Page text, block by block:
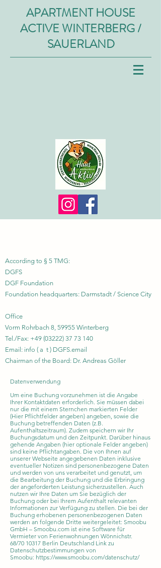
APARTMENT HOUSE
ACTIVE WINTERBERG /
SAUERLAND
According to § 5 TMG:
DGFS
DGF Foundation
Foundation headquarters: Darmstadt / Science City
Office
Vorm Rohrbach 8, 59955 Winterberg
Tel./Fax: +49 (03222) 37 73 140
Email: info ( a t ) DGFS.email
Chairman of the Board: Dr. Andreas Göller
Datenverwendung
Um eine Buchung vorzunehmen ist die Angabe
Ihrer Kontaktdaten erforderlich. Sie müssen dabei
nur die mit einem Sternchen markierten Felder
(Hier Pflichtfelder angeben) angeben, sowie die
Buchung betreffenden Daten (z.B.
Aufenthaltszeitraum). Zudem speichern wir Ihr
Buchungsdatum und den Zeitpunkt. Darüber hinaus
gehende Angaben (hier optionale Felder angeben)
sind keine Pflichtangaben. Die von Ihnen auf
unserer Webseite angegebenen Daten inklusive
eventueller Notizen sind personenbezogene Daten
und werden von uns verarbeitet und genutzt, um
die Bearbeitung der Buchung und die Erbringung
der angeforderten Leistung sicherzustellen. Auch
nutzen wir Ihre Daten um Sie bezüglich der
Buchung oder bei Ihrem Aufenthalt relevanten
Informationen zur Verfügung zu stellen. Die bei der
Buchung erhobenen personenbezogenen Daten
werden an folgende Dritte weitergeleitet: Smoobu
GmbH – Smoobu.com ist eine Software für
Vermieter von Ferienwohnungen Wönnichstr.
68/70 10317 Berlin Deutschland Link zu
Datenschutzbestimmungen von
Smoobu: https://www.smoobu.com/datenschutz/